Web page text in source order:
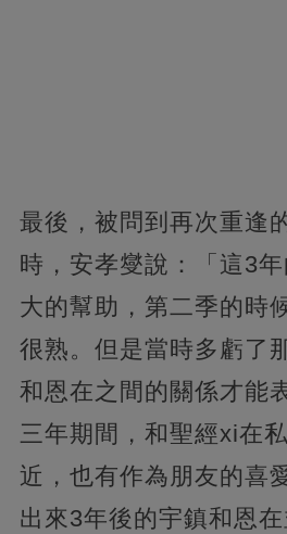
最後，被問到再次重逢
時，安孝燮說：「這3
大的幫助，第二季的時
很熟。但是當時多虧了
和恩在之間的關係才能
三年期間，和聖經xi在
近，也有作為朋友的喜
出來3年後的宇鎮和恩